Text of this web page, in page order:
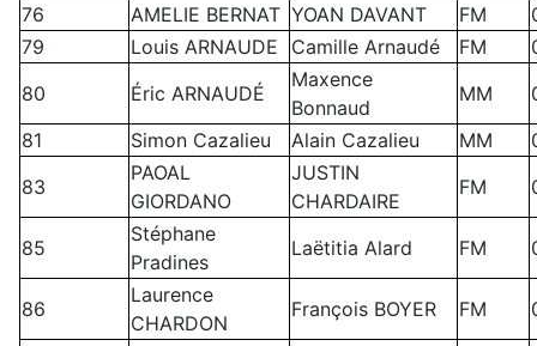
76
AMELIE BERNAT YOAN DAVANT FM
79
Louis ARNAUDE Camille Arnaudé FM
80
Éric ARNAUDÉ
Maxence
Bonnaud
MM
81
Simon Cazalieu Alain Cazalieu MM
83
PAOAL
GIORDANO
JUSTIN
CHARDAIRE
FM
85
Stéphane
Pradines
Laëtitia Alard FM
86
Laurence
CHARDON
François BOYER FM